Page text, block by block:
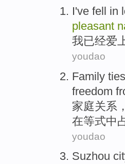
I've fell in
pleasant
我已经爱
youdao
Family ties
freedom
家庭关系 ，
在等式中
youdao
Suzhou